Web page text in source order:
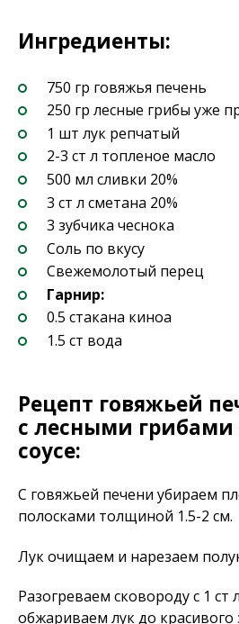
Ингредиенты:
750 гр говяжья печень
250 гр лесные грибы уже
1 шт лук репчатый
2-3 ст л топленое масло
500 мл сливки 20%
3 ст л сметана 20%
3 зубчика чеснока
Соль по вкусу
Свежемолотый перец
Гарнир:
0.5 стакана киноа
1.5 ст вода
Рецепт говяжьей
с лесными
соусе:
С говяжьей печени убираем
полосками толщиной 1.5-2 см.
Лук очищаем и нарезаем
Разогреваем сковороду с 1 ст
обжариваем лук до красивого